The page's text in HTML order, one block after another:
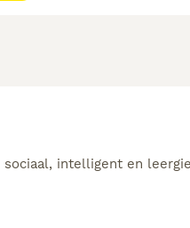
intelligent en